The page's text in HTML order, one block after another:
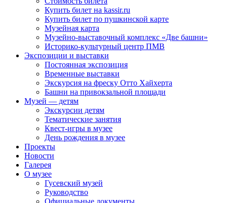
Купить билет на kassir.ru
Купить билет по пушкинской карте
Музейная карта
Музейно-выставочный комплекс «Две башни»
Историко-культурный центр ПМВ
Экспозиции и выставки
Постоянная экспозиция
Временные выставки
Экскурсия на фреску Отто Хайхерта
Башни на привокзальной площади
Музей — детям
Экскурсии детям
Тематические занятия
Квест-игры в музее
День рождения в музее
Проекты
Новости
Галерея
О музее
Гусевский музей
Руководство